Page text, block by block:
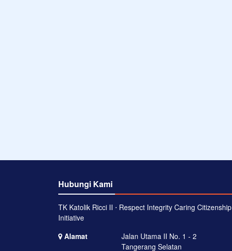
Hubungi Kami
TK Katolik Ricci II ⋅ Respect Integrity Caring Citizenship
Initiative
Alamat
Jalan Utama II No. 1 - 2
Tangerang Selatan